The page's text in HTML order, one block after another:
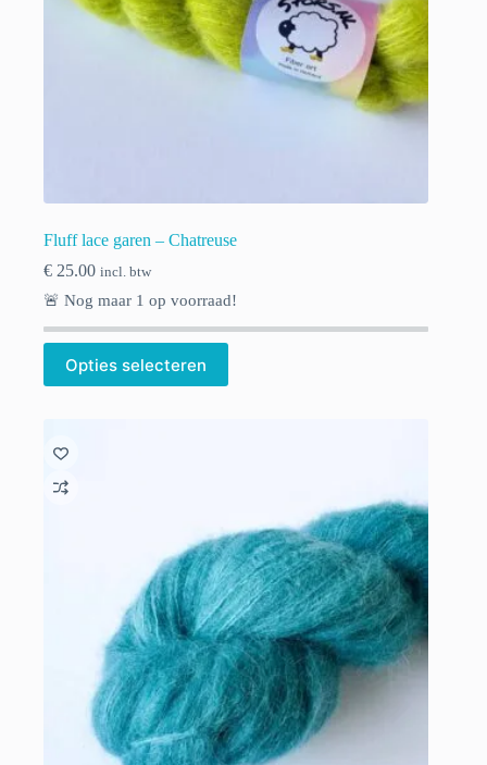
Fluff lace garen – Chatreuse
€ 25.00 incl. btw
🚨 Nog maar 1 op voorraad!
Opties selecteren